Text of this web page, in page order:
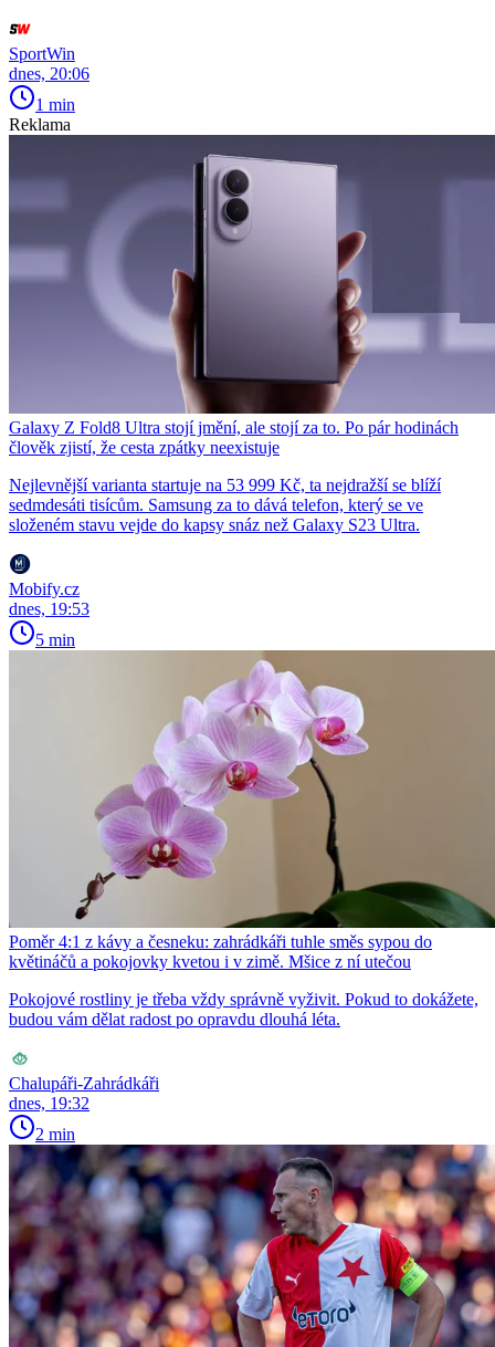
SportWin
dnes, 20:06
1 min
Reklama
Galaxy Z Fold8 Ultra stojí jmění, ale stojí za to. Po pár hodinách
člověk zjistí, že cesta zpátky neexistuje
Nejlevnější varianta startuje na 53 999 Kč, ta nejdražší se blíží
sedmdesáti tisícům. Samsung za to dává telefon, který se ve
složeném stavu vejde do kapsy snáz než Galaxy S23 Ultra.
Mobify.cz
dnes, 19:53
5 min
Poměr 4:1 z kávy a česneku: zahrádkáři tuhle směs sypou do
květináčů a pokojovky kvetou i v zimě. Mšice z ní utečou
Pokojové rostliny je třeba vždy správně vyživit. Pokud to dokážete,
budou vám dělat radost po opravdu dlouhá léta.
Chalupáři-Zahrádkáři
dnes, 19:32
2 min